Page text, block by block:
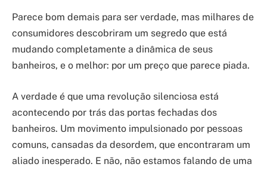
Parece bom demais para ser verdade, mas milhares de
consumidores descobriram um segredo que está
mudando completamente a dinâmica de seus
banheiros, e o melhor: por um preço que parece piada.
A verdade é que uma revolução silenciosa está
acontecendo por trás das portas fechadas dos
banheiros. Um movimento impulsionado por pessoas
comuns, cansadas da desordem, que encontraram um
aliado inesperado. E não, não estamos falando de uma